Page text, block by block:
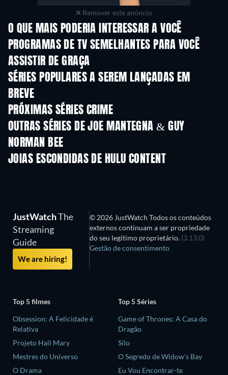
Remover este anúncio
O QUE MAIS PODERIA INTERESSAR A VOCÊ
Série Série
PROGRAMAS DE TV SEMELHANTES PARA VOCÊ
ASSISTIR DE GRAÇA
Série
SÉRIES POPULARES A SEREM LANÇADAS EM
BREVE
PRÓXIMAS SÉRIES CRIME
Temporada 6
OUTRAS SÉRIES DE JOE MANTEGNA & GUY
NORMAN BEE
JOIAS ESCONDIDAS DE HULU CONTENT
JustWatchThe
Streaming
Guide
We are hiring!
© 2026 JustWatch Todos os conteúdos
externos continuam a ser propriedade
do seu legítimo proprietário. (3.13.0)
Gestão de consentimento
Top 5 filmes
Obsession: A Felicidade é
Relativa
Projeto Hail Mary
Mestres do Universo
O Drama
Top 5 Séries
Game of Thrones: A Casa do
Dragão
Silo
O Segredo de Widow's Bay
Eu Vou Encontrar-te